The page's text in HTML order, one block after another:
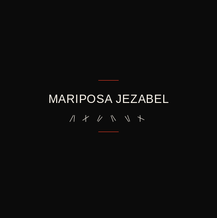
MARIPOSA JEZABEL